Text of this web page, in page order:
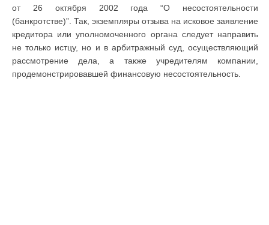
от 26 октября 2002 года “О несостоятельности
(банкротстве)”. Так, экземпляры отзыва на исковое заявление
кредитора или уполномоченного органа следует направить
не только истцу, но и в арбитражный суд, осуществляющий
рассмотрение дела, а также учредителям компании,
продемонстрировавшей финансовую несостоятельность.